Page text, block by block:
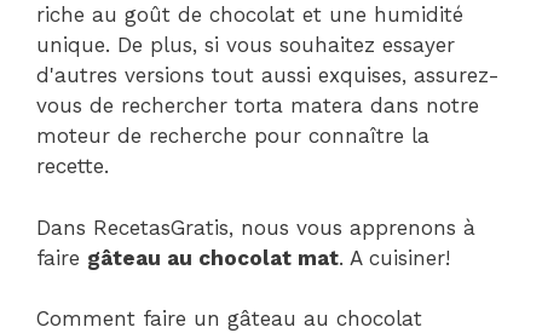
riche au goût de chocolat et une humidité
unique. De plus, si vous souhaitez essayer
d'autres versions tout aussi exquises, assurez-
vous de rechercher torta matera dans notre
moteur de recherche pour connaître la
recette.
Dans RecetasGratis, nous vous apprenons à
faire gâteau au chocolat mat. A cuisiner!
Comment faire un gâteau au chocolat